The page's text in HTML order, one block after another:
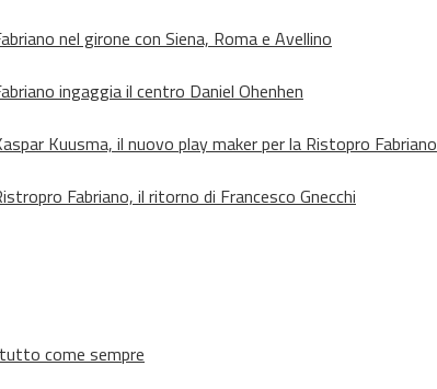
nel girone con Siena, Roma e Avellino
ingaggia il centro Daniel Ohenhen
Kuusma, il nuovo play maker per la Ristopro Fabriano
Fabriano, il ritorno di Francesco Gnecchi
come sempre